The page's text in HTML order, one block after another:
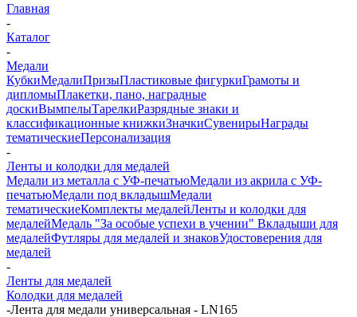
Главная
-
Каталог
-
Медали
КубкиМедалиПризыПластиковые фигуркиГрамоты и
дипломыПлакетки, пано, наградные
доскиВымпелыТарелкиРазрядные знаки и
классификационные книжкиЗначкиСувенирыНаграды
тематическиеПерсонализация
-
Ленты и колодки для медалей
Медали из металла с УФ-печатьюМедали из акрила с УФ-
печатьюМедали под вкладышМедали
тематическиеКомплекты медалейЛенты и колодки для
медалейМедаль "За особые успехи в учении" Вкладыши для
медалейФутляры для медалей и знаковУдостоверения для
медалей
-
Ленты для медалей
Колодки для медалей
-Лента для медали универсальная - LN165